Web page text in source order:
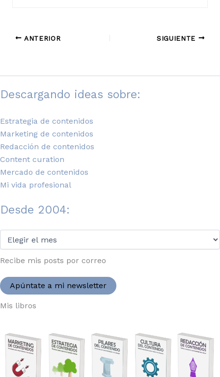
ANTERIOR SIGUIENTE
Descargando ideas sobre:
Estrategia de contenidos
Marketing de contenidos
Redacción de contenidos
Content curation
Mercado de contenidos
Mi vida profesional
Desde 2004:
2004:
Recibe mis posts por correo
Apúntate a mi newsletter
Mis libros